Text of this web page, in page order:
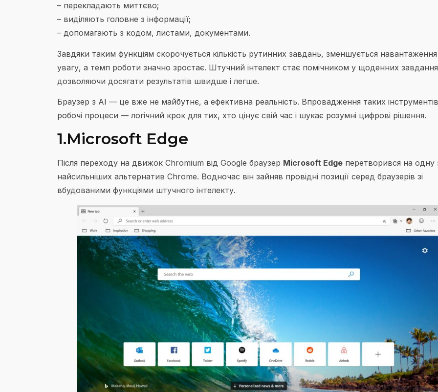
– перекладають миттєво;
– виділяють головне з інформації;
– допомагають з кодом, листами, документами.
Завдяки таким функціям скорочується кількість рутинних завдань, зменшується
увагу, а темп роботи значно зростає. Штучний інтелект стає помічником у щоденних
дозволяючи досягати результатів швидше і легше.
Браузер з AI — це вже не майбутнє, а ефективна реальність. Впровадження таких
робочі процеси — логічний крок для тих, хто цінує свій час і шукає розумні цифрові рішення.
1.Microsoft Edge
Після переходу на движок Chromium від Google браузер Microsoft Edge перетворився на одну
найсильніших альтернатив Chrome. Водночас він зайняв провідні позиції серед браузерів зі
вбудованими функціями штучного інтелекту.